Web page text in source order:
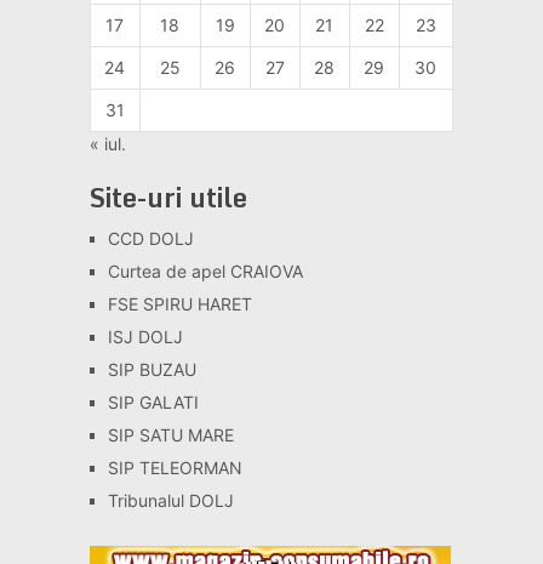
17 18 19 20 21 22 23
24 25 26 27 28 29 30
31
« iul.
Site-uri utile
CCD DOLJ
Curtea de apel CRAIOVA
FSE SPIRU HARET
ISJ DOLJ
SIP BUZAU
SIP GALATI
SIP SATU MARE
SIP TELEORMAN
Tribunalul DOLJ